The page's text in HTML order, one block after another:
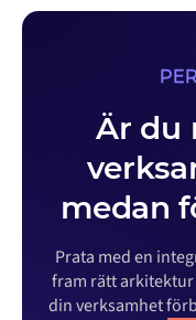
Är du
medan
Prata med en
fram rätt arkitektur
din verksamhet